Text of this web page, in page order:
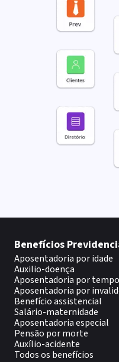
Benefícios
Aposentadoria por idade
Auxilio-doença
Aposentadoria por
Aposentadoria por
Benefício assistencial
Salário-maternidade
Aposentadoria especial
Pensão por morte
Auxílio-acidente
Todos os benefícios